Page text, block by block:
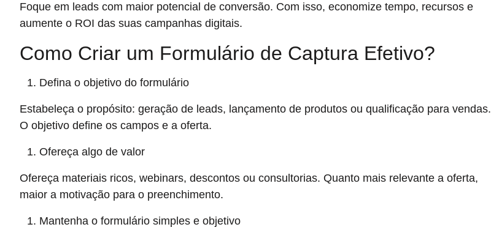
Foque em leads com maior potencial de conversão. Com isso, economize tempo, recursos e
aumente o ROI das suas campanhas digitais.
Como Criar um Formulário de Captura Efetivo?
Defina o objetivo do formulário
Estabeleça o propósito: geração de leads, lançamento de produtos ou qualificação para vendas.
O objetivo define os campos e a oferta.
Ofereça algo de valor
Ofereça materiais ricos, webinars, descontos ou consultorias. Quanto mais relevante a oferta,
maior a motivação para o preenchimento.
Mantenha o formulário simples e objetivo